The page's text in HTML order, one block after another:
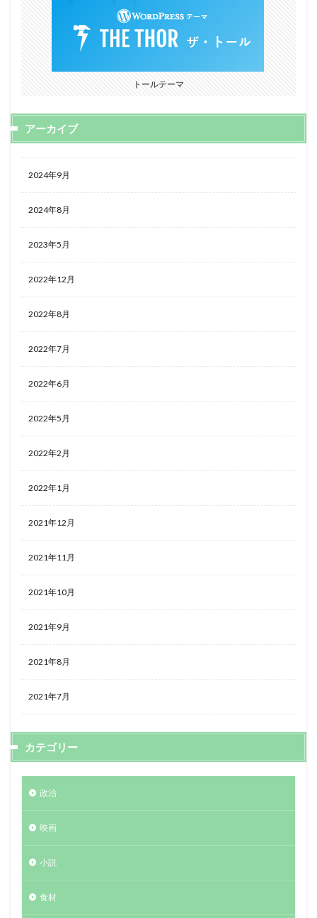
トールテーマ
アーカイブ
2024年9月
2024年8月
2023年5月
2022年12月
2022年8月
2022年7月
2022年6月
2022年5月
2022年2月
2022年1月
2021年12月
2021年11月
2021年10月
2021年9月
2021年8月
2021年7月
カテゴリー
政治
映画
小説
食材